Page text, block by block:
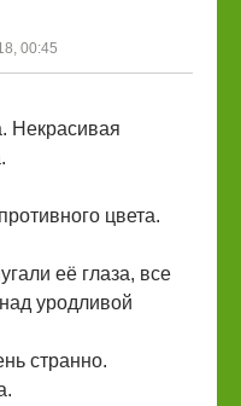
00:45
Некрасивая
цвета.
её глаза, все
уродливой
странно.